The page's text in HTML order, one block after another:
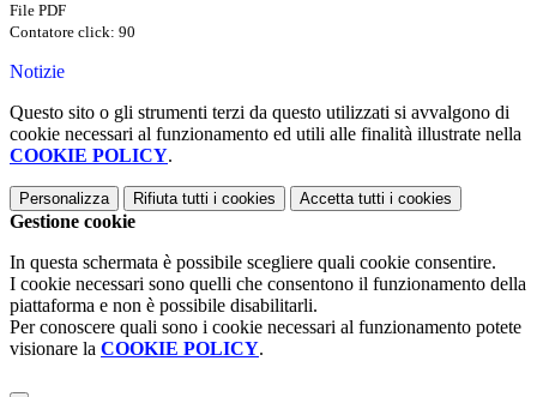
File PDF
Contatore click: 90
Notizie
Questo sito o gli strumenti terzi da questo utilizzati si avvalgono di
cookie necessari al funzionamento ed utili alle finalità illustrate nella
COOKIE POLICY.
Personalizza Rifiuta tutti i cookies Accetta tutti i cookies
Gestione cookie
In questa schermata è possibile scegliere quali cookie consentire.
I cookie necessari sono quelli che consentono il funzionamento della
piattaforma e non è possibile disabilitarli.
Per conoscere quali sono i cookie necessari al funzionamento potete
visionare la COOKIE POLICY.